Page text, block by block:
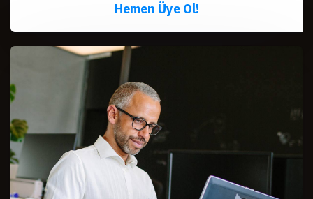
Hemen Üye Ol!